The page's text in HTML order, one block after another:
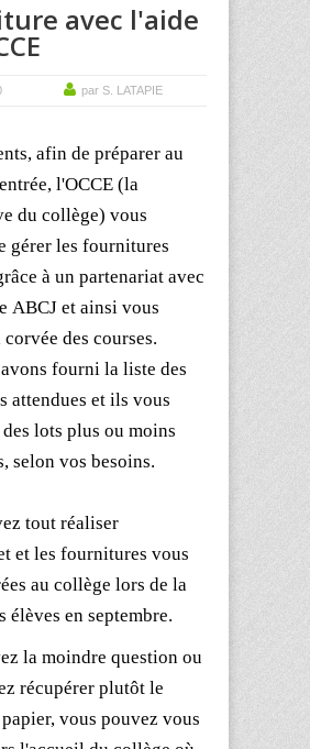
avec l'aide
par S. LATAPIE
, afin de préparer au
l'OCCE (la
du collège) vous
gérer les fournitures
à un partenariat avec
ABCJ et ainsi vous
des courses.
fourni la liste des
attendues et ils vous
lots plus ou moins
selon vos besoins.
tout réaliser
et les fournitures vous
au collège lors de la
élèves en septembre.
la moindre question ou
récupérer plutôt le
vous pouvez vous